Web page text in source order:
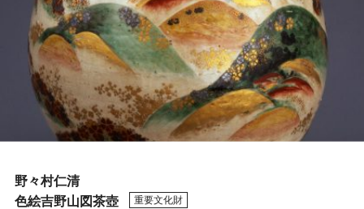
野々村仁清
色絵吉野山図茶壺
重要文化財